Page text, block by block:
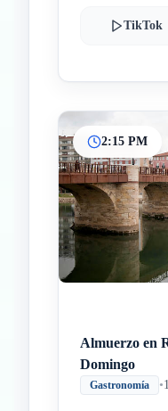
TikTok
2:15 PM
Almuerzo en
Domingo
Gastronomía •